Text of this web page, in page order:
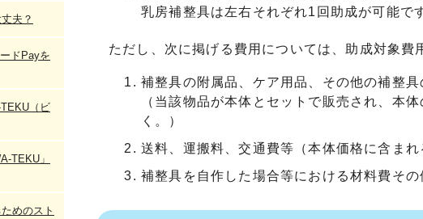
乳房補整具は左右それぞれ1回助成が可能で
ただし、次に掲げる費用については、助成対象費
補整具の附属品、ケア用品、その他の補整
（当該物品が本体とセットで販売され、本
く。）
送料、運搬料、交通費等（本体価格に含まれ
補整具を自作した場合等における材料費その
夫？
ドPayを
（ビ
TEKU」
めのスト